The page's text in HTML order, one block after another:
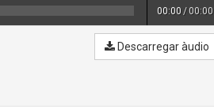
00:00/ 00:00
Descarregar àudio